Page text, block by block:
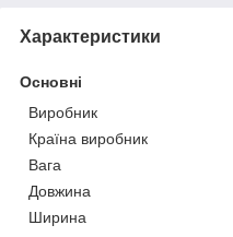
Характеристики
Основні
Виробник
Країна виробник
Вага
Довжина
Ширина